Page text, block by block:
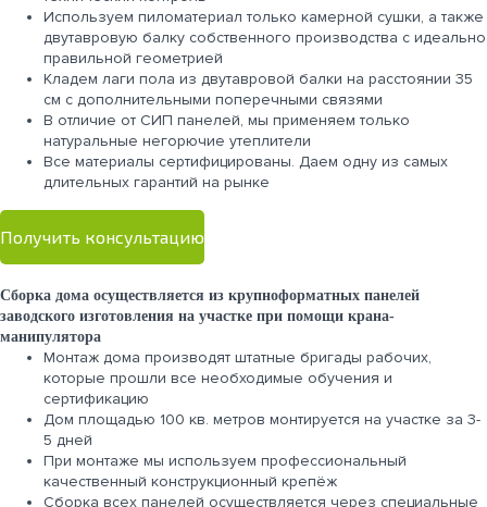
Используем пиломатериал только камерной сушки, а также
двутавровую балку собственного производства с идеально
правильной геометрией
Кладем лаги пола из двутавровой балки на расстоянии 35
см с дополнительными поперечными связями
В отличие от СИП панелей, мы применяем только
натуральные негорючие утеплители
Все материалы сертифицированы. Даем одну из самых
длительных гарантий на рынке
Получить консультацию
Сборка дома осуществляется из крупноформатных панелей
заводского изготовления на участке при помощи крана-
манипулятора
Монтаж дома производят штатные бригады рабочих,
которые прошли все необходимые обучения и
сертификацию
Дом площадью 100 кв. метров монтируется на участке за 3-
5 дней
При монтаже мы используем профессиональный
качественный конструкционный крепёж
Сборка всех панелей осуществляется через специальные